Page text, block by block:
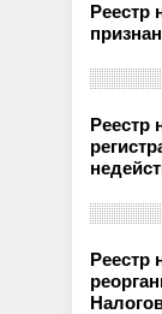
Реестр
Реестр
Реестр